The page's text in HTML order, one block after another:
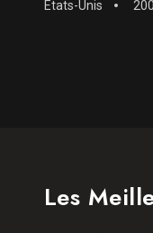
États-Unis
Les